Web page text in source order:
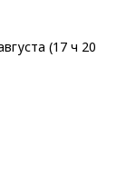
(17 ч 20